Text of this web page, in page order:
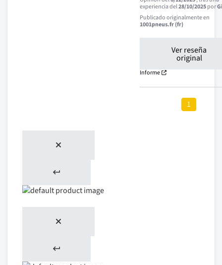
experiencia del28/10/2025por
Publicado originalmente en
1001pneus.fr (fr)
Ver reseña
original
Informe
1